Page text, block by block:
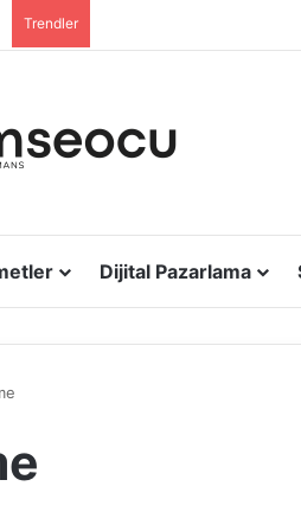
Trendler
Dijital Pazarlama